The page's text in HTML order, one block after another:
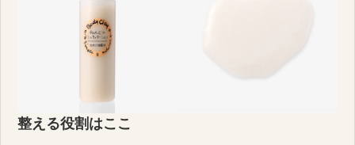
整える役割はここ